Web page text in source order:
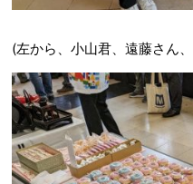
(左から、小山君、遠藤さん